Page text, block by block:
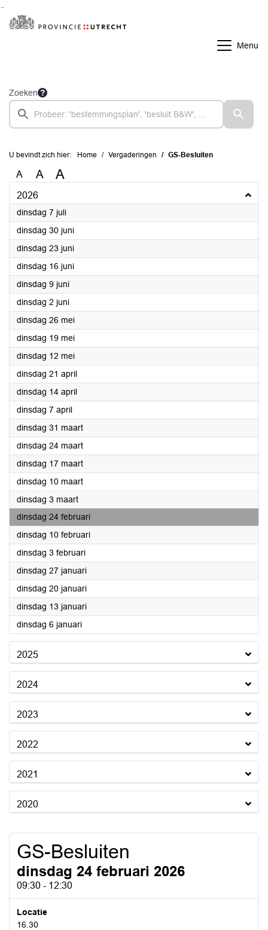
Menu
Zoeken
U bevindt zich hier: Home Vergaderingen GS-Besluiten
A A A
2026
dinsdag 7 juli2026
dinsdag 30 juni2026
dinsdag 23 juni2026
dinsdag 16 juni2026
dinsdag 9 juni2026
dinsdag 2 juni2026
dinsdag 26 mei2026
dinsdag 19 mei2026
dinsdag 12 mei2026
dinsdag 21 april2026
dinsdag 14 april2026
dinsdag 7 april2026
dinsdag 31 maart2026
dinsdag 24 maart2026
dinsdag 17 maart2026
dinsdag 10 maart2026
dinsdag 3 maart2026
dinsdag 24 februari2026
dinsdag 10 februari2026
dinsdag 3 februari2026
dinsdag 27 januari2026
dinsdag 20 januari2026
dinsdag 13 januari2026
dinsdag 6 januari2026
2025
2024
2023
2022
2021
2020
GS-Besluiten
dinsdag 24 februari 2026
09:30 - 12:30
Locatie
16.30